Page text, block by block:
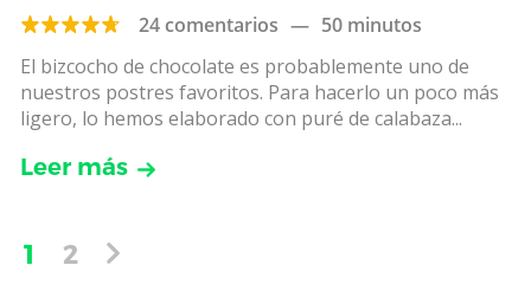
24 comentarios — 50 minutos
El bizcocho de chocolate es probablemente uno de
nuestros postres favoritos. Para hacerlo un poco más
ligero, lo hemos elaborado con puré de calabaza...
Leer más
1 2